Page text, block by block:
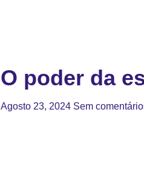
O poder da
Agosto 23, 2024 Sem